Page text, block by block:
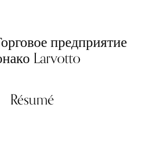
предприятие
Larvotto
Résumé